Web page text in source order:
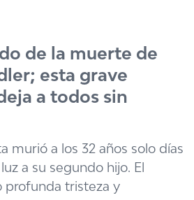
de la muerte de
esta grave
a todos sin
murió a los 32 años solo días
a su segundo hijo. El
profunda tristeza y